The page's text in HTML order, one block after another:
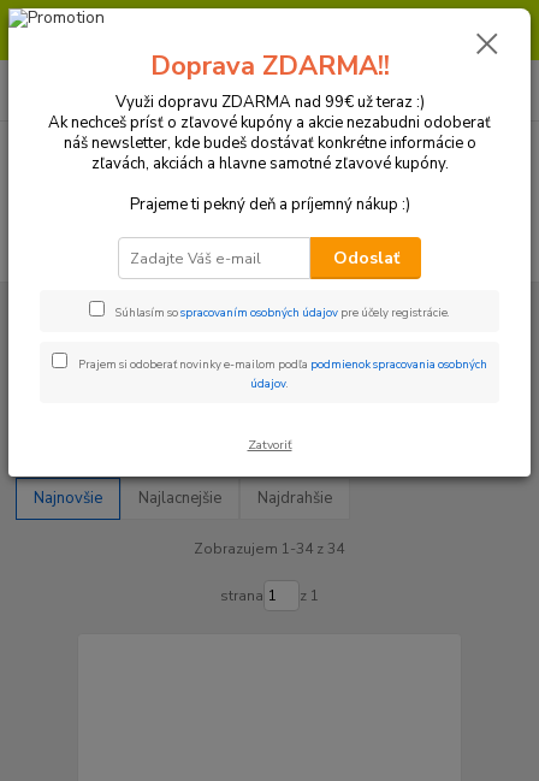
Milí zákazníci, pri objednávke nad 99€ získate poštovné ZDARMA.
(Po-Pia, 8:30-16:30 hod.)
Doplnky / Príslušenstvo / Servis Stupačky
Stupačky
Najnovšie Najlacnejšie Najdrahšie
Zobrazujem 1-34 z 34
strana z 1
Doprava ZDARMA!!
Využi dopravu ZDARMA nad 99€ už teraz :)
Ak nechceš prísť o zľavové kupóny a akcie nezabudni odoberať
náš newsletter, kde budeš dostávať konkrétne informácie o
zľavách, akciách a hlavne samotné zľavové kupóny.
Prajeme ti pekný deň a príjemný nákup :)
Odoslať
Súhlasím sospracovaním osobných údajov pre účely registrácie.
Prajem si odoberať novinky e-mailom podľa podmienok spracovania osobných
údajov.
Zatvoriť